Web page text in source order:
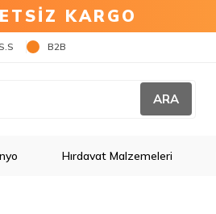
KARGO
B2B
ARA
Hırdavat Malzemeleri